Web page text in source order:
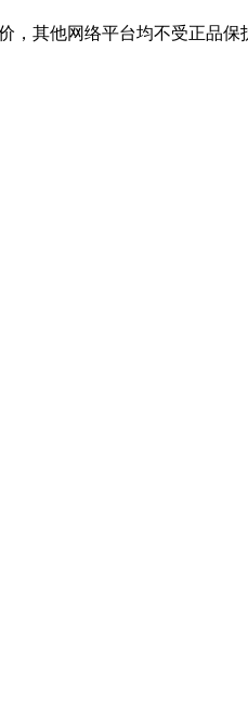
其他网络平台均不受正品